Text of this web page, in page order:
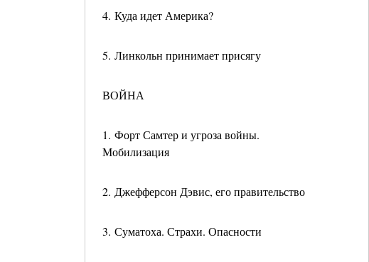
4. Куда идет Америка?
5. Линкольн принимает присягу
ВОЙНА
1. Форт Самтер и угроза войны.
Мобилизация
2. Джефферсон Дэвис, его правительство
3. Суматоха. Страхи. Опасности